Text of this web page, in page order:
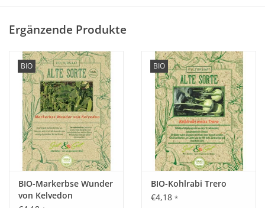
Historisches Saatgut von Saat & Gut
Entdecken Sie unserenseltenen historischen Kohlwieder,
der fast in Vergessenheit geraten ist!
Der Name ist ein guter Hinweis auf die Herkunft dieses
reinweißenBlumenkohls. Merbach am Neckar gilt als Ort wo
diese äußerstertragreiche
Sorte Ihren Ursprung besitzt.
Sowohl im Frühjahr als auch im Herbst zu ernten.
Ergänzende Produkte
BIO
BIO-Markerbse Wunder
von Kelvedon
BIO
BIO-Kohlrabi Trero
€4,18 *